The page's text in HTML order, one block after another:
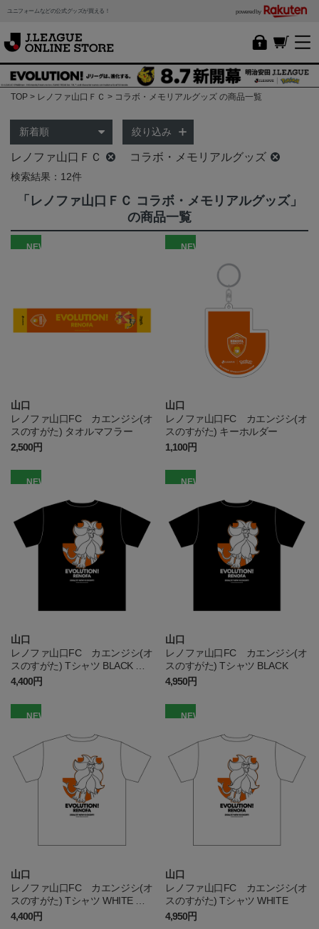
ユニフォームなどの公式グッズが買える！ powered by
TOP レノファ山口ＦＣ コラボ・メモリアルグッズ の商品一覧
絞り込み
レノファ山口ＦＣ コラボ・メモリアルグッズ
検索結果：12件
「レノファ山口ＦＣ コラボ・メモリアルグッズ」
の商品一覧
NEW
山口
レノファ山口FC カエンジシ(オ
スのすがた) タオルマフラー
2,500円
NEW
山口
レノファ山口FC カエンジシ(オ
スのすがた) キーホルダー
1,100円
NEW
山口
レノファ山口FC カエンジシ(オ
スのすがた) Tシャツ BLACK キ
ッズ
4,400円
NEW
山口
レノファ山口FC カエンジシ(オ
スのすがた) Tシャツ BLACK
4,950円
NEW
山口
レノファ山口FC カエンジシ(オ
スのすがた) Tシャツ WHITE キ
ッズ
4,400円
NEW
山口
レノファ山口FC カエンジシ(オ
スのすがた) Tシャツ WHITE
4,950円